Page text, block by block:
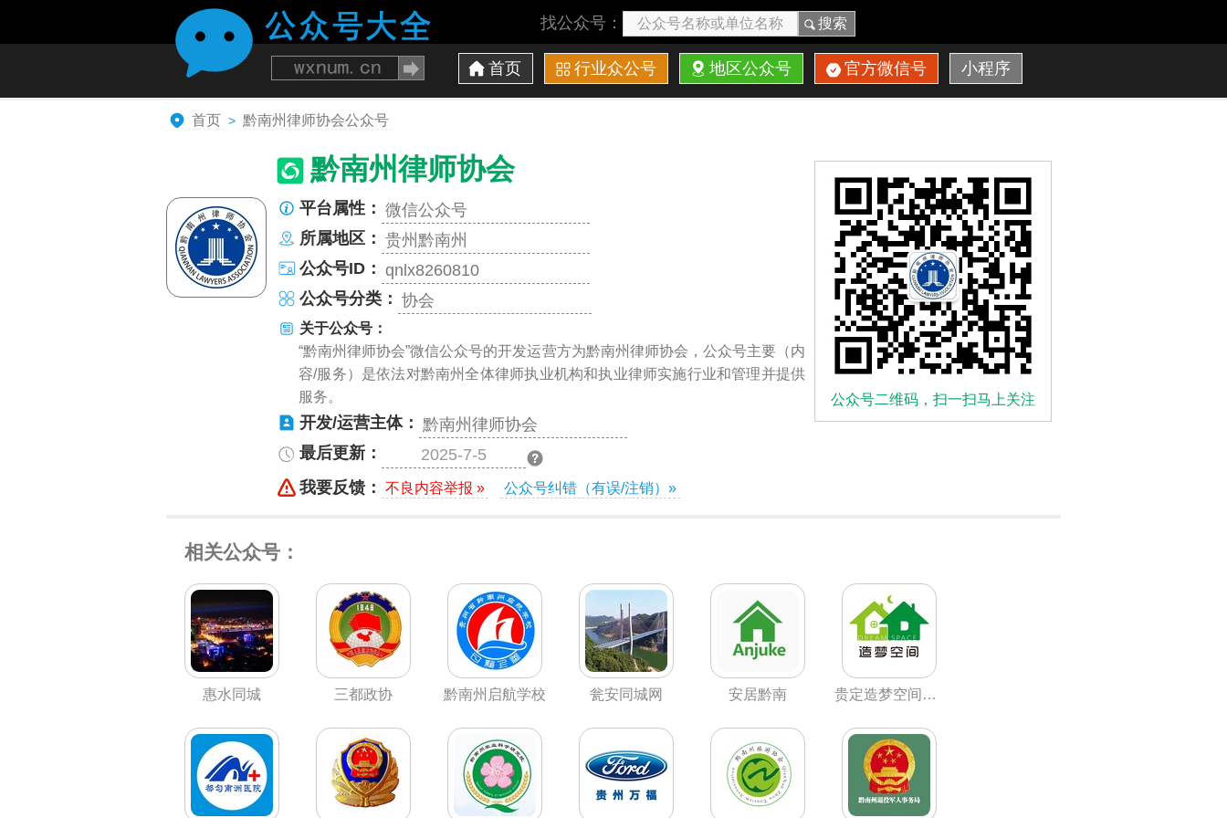
找公众号： 搜索
首页 行业众公号 地区公众号 官方微信号 小程序
首页 > 黔南州律师协会公众号
黔南州律师协会
平台属性： 微信公众号
所属地区： 贵州黔南州
公众号ID： qnlx8260810
公众号分类： 协会
关于公众号：
“黔南州律师协会”微信公众号的开发运营方为黔南州律师协会，公众号主要（内
容/服务）是依法对黔南州全体律师执业机构和执业律师实施行业和管理并提供
服务。
开发/运营主体： 黔南州律师协会
最后更新：
2025-7-5
我要反馈：
不良内容举报 » 公众号纠错（有误/注销）»
公众号二维码，扫一扫马上关注
相关公众号：
惠水同城 三都政协 黔南州启航学校 瓮安同城网 安居黔南 贵定造梦空间房产